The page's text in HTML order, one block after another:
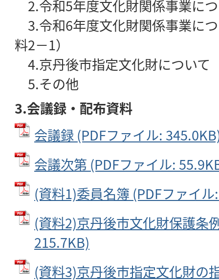
2.令和5年度文化財関係事業に
3.令和6年度文化財関係事業に
料2－1）
4.京丹後市指定文化財につい
5.その他
3.会議録・配布資料
会議録 (PDFファイル:
会議次第 (PDFファイル:
(資料1)委員名簿 (PDFファイ
(資料2)京丹後市文化財保護条
215.7KB)
(資料3)京丹後市指定文化財の